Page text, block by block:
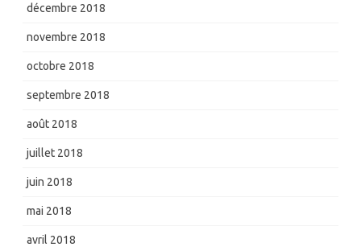
décembre 2018
novembre 2018
octobre 2018
septembre 2018
août 2018
juillet 2018
juin 2018
mai 2018
avril 2018